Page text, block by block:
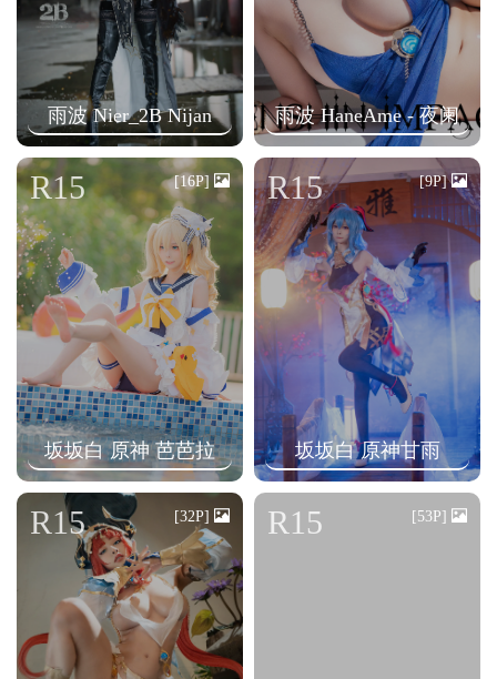
雨波 Nier_2B Nijan 雨波 HaneAme - 夜阑
坂坂白 原神 芭芭拉
R15 [16P]
坂坂白 原神甘雨
R15 [9P]
R15 [32P] R15 [53P]